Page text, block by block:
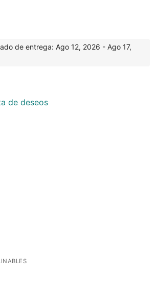
de entrega: Ago 12, 2026 - Ago 17,
de deseos